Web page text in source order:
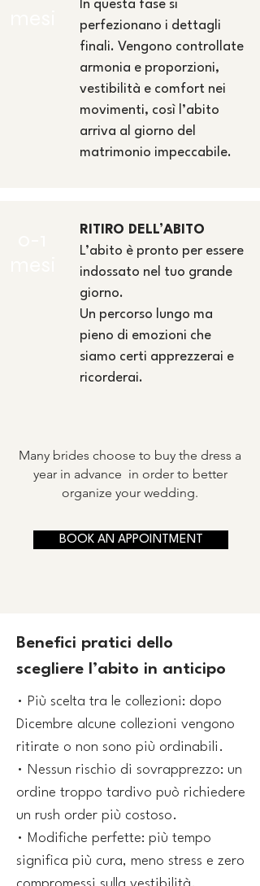
In questa fase si
perfezionano i dettagli
finali. Vengono controllate
armonia e proporzioni,
vestibilità e comfort nei
movimenti, così l’abito
arriva al giorno del
matrimonio impeccabile.
RITIRO DELL’ABITO
L’abito è pronto per essere
indossato nel tuo grande
giorno.
Un percorso lungo ma
pieno di emozioni che
siamo certi apprezzerai e
ricorderai.
Many brides choose to buy the dress a
year in advance in order to better
organize your wedding.
BOOK AN APPOINTMENT
Benefici pratici dello
scegliere l’abito in anticipo
• Più scelta tra le collezioni: dopo
Dicembre alcune collezioni vengono
ritirate o non sono più ordinabili.
• Nessun rischio di sovrapprezzo: un
ordine troppo tardivo può richiedere
un rush order più costoso.
• Modifiche perfette: più tempo
significa più cura, meno stress e zero